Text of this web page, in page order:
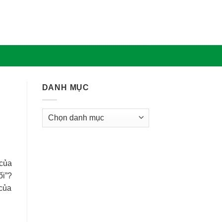
DANH MỤC
Danh
Mục